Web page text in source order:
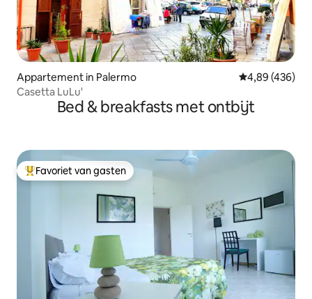
Appartement in Palermo Gemiddelde
4,89 (436)
Casetta LuLu'
Bed & breakfasts met ontbijt
Topfavoriet van gasten
Favoriet van gasten